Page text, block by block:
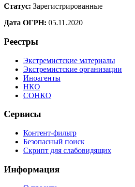
Статус: Зарегистрированные
Дата ОГРН: 05.11.2020
Реестры
Экстремистские материалы
Экстремистские организации
Иноагенты
НКО
СОНКО
Сервисы
Контент-фильтр
Безопасный поиск
Скрипт для слабовидящих
Информация